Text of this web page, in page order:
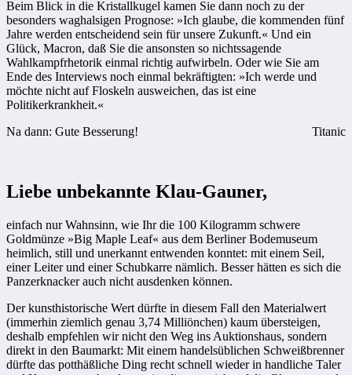
Beim Blick in die Kristallkugel kamen Sie dann noch zu der
besonders waghalsigen Prognose: »Ich glaube, die kommenden fünf
Jahre werden entscheidend sein für unsere Zukunft.« Und ein
Glück, Macron, daß Sie die ansonsten so nichtssagende
Wahlkampfrhetorik einmal richtig aufwirbeln. Oder wie Sie am
Ende des Interviews noch einmal bekräftigten: »Ich werde und
möchte nicht auf Floskeln ausweichen, das ist eine
Politikerkrankheit.«
Na dann: Gute Besserung!
Titanic
Liebe unbekannte Klau-Gauner,
einfach nur Wahnsinn, wie Ihr die 100 Kilogramm schwere
Goldmünze »Big Maple Leaf« aus dem Berliner Bodemuseum
heimlich, still und unerkannt entwenden konntet: mit einem Seil,
einer Leiter und einer Schubkarre nämlich. Besser hätten es sich die
Panzerknacker auch nicht ausdenken können.
Der kunsthistorische Wert dürfte in diesem Fall den Materialwert
(immerhin ziemlich genau 3,74 Milliönchen) kaum übersteigen,
deshalb empfehlen wir nicht den Weg ins Auktionshaus, sondern
direkt in den Baumarkt: Mit einem handelsüblichen Schweißbrenner
dürfte das potthäßliche Ding recht schnell wieder in handliche Taler